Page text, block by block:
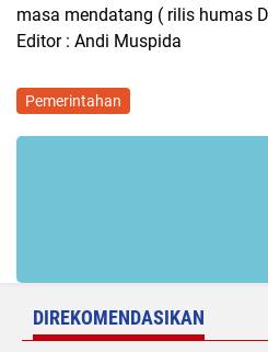
masa mendatang ( rilis humas
Editor : Andi Muspida
Pemerintahan
DIREKOMENDASIKAN